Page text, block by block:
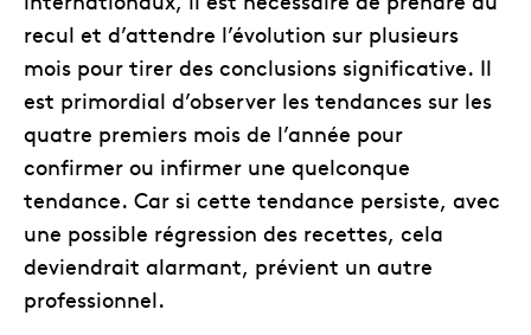
recul et d’attendre l’évolution sur plusieurs
mois pour tirer des conclusions significative. Il
est primordial d’observer les tendances sur les
quatre premiers mois de l’année pour
confirmer ou infirmer une quelconque
tendance. Car si cette tendance persiste, avec
une possible régression des recettes, cela
deviendrait alarmant, prévient un autre
professionnel.